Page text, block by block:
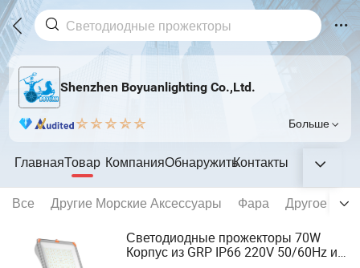
Shenzhen Boyuanlighting Co.,Ltd.
Больше
ГлавнаяТовар КомпанияОбнаружитьКонтакты
Все Другие Морские Аксессуары Фара
Другое
Светодиодные прожекторы 70W
Корпус из GRP IP66 220V 50/60Hz и